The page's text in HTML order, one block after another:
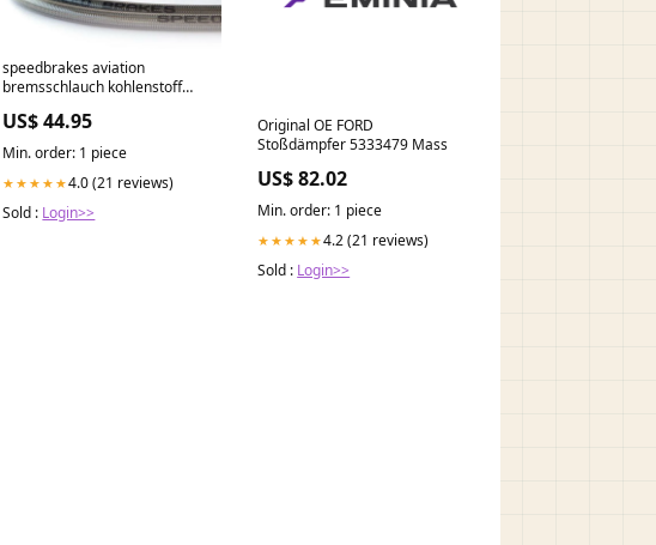
speedbrakes aviation
bremsschlauch kohlenstoff
exc-tpi-erzbergrodeo-300-
2023-esi4998112
US$ 44.95
Min. order: 1 piece
★★★★★4.0 (21 reviews)
Sold : Login>>
Original OE FORD
Stoßdämpfer 5333479 Mass
US$ 82.02
Min. order: 1 piece
★★★★★4.2 (21 reviews)
Sold : Login>>